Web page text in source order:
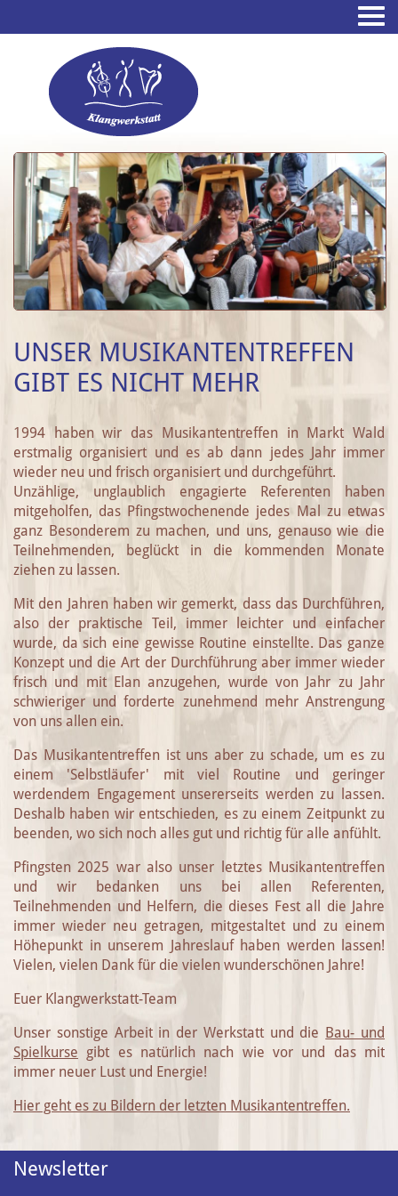
UNSER MUSIKANTENTREFFEN
GIBT ES NICHT MEHR
1994 haben wir das Musikantentreffen in Markt Wald
erstmalig organisiert und es ab dann jedes Jahr immer
wieder neu und frisch organisiert und durchgeführt.
Unzählige, unglaublich engagierte Referenten haben
mitgeholfen, das Pfingstwochenende jedes Mal zu etwas
ganz Besonderem zu machen, und uns, genauso wie die
Teilnehmenden, beglückt in die kommenden Monate
ziehen zu lassen.
Mit den Jahren haben wir gemerkt, dass das Durchführen,
also der praktische Teil, immer leichter und einfacher
wurde, da sich eine gewisse Routine einstellte. Das ganze
Konzept und die Art der Durchführung aber immer wieder
frisch und mit Elan anzugehen, wurde von Jahr zu Jahr
schwieriger und forderte zunehmend mehr Anstrengung
von uns allen ein.
Das Musikantentreffen ist uns aber zu schade, um es zu
einem 'Selbstläufer' mit viel Routine und geringer
werdendem Engagement unsererseits werden zu lassen.
Deshalb haben wir entschieden, es zu einem Zeitpunkt zu
beenden, wo sich noch alles gut und richtig für alle anfühlt.
Pfingsten 2025 war also unser letztes Musikantentreffen
und wir bedanken uns bei allen Referenten,
Teilnehmenden und Helfern, die dieses Fest all die Jahre
immer wieder neu getragen, mitgestaltet und zu einem
Höhepunkt in unserem Jahreslauf haben werden lassen!
Vielen, vielen Dank für die vielen wunderschönen Jahre!
Euer Klangwerkstatt-Team
Unser sonstige Arbeit in der Werkstatt und die Bau- und
Spielkurse gibt es natürlich nach wie vor und das mit
immer neuer Lust und Energie!
Hier geht es zu Bildern der letzten Musikantentreffen.
Newsletter